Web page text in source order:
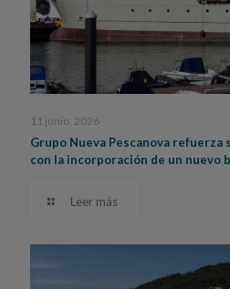
11 junio, 2026
Grupo Nueva Pescanova refuerza
con la incorporación de un nuevo
Leer más